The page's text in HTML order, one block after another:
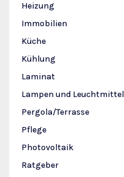
Heizung
Immobilien
Küche
Kühlung
Laminat
Lampen und Leuchtmittel
Pergola/Terrasse
Pflege
Photovoltaik
Ratgeber